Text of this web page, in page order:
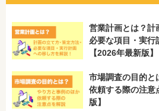
営業計画とは？計
必要な項目・実行
【2026年最新版】
市場調査の目的と
依頼する際の注意
版】